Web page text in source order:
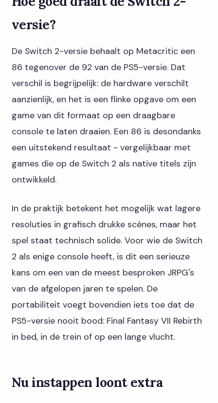
versie?
De Switch 2-versie behaalt op Metacritic een
86 tegenover de 92 van de PS5-versie. Dat
verschil is begrijpelijk: de hardware verschilt
aanzienlijk, en het is een flinke opgave om een
game van dit formaat op een draagbare
console te laten draaien. Een 86 is desondanks
een uitstekend resultaat - vergelijkbaar met
games die op de Switch 2 als native titels zijn
ontwikkeld.
In de praktijk betekent het mogelijk wat lagere
resoluties in grafisch drukke scènes, maar het
spel staat technisch solide. Voor wie de Switch
2 als enige console heeft, is dit een serieuze
kans om een van de meest besproken JRPG's
van de afgelopen jaren te spelen. De
portabiliteit voegt bovendien iets toe dat de
PS5-versie nooit bood: Final Fantasy VII Rebirth
in bed, in de trein of op een lange vlucht.
Nu instappen loont extra